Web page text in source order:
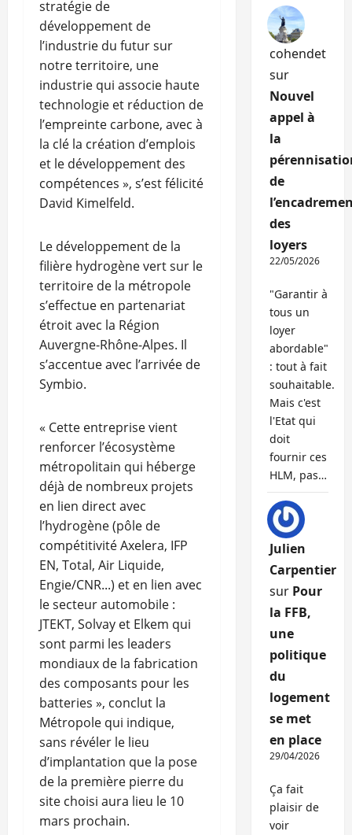
stratégie de
développement de
l’industrie du futur sur
notre territoire, une
industrie qui associe haute
technologie et réduction de
l’empreinte carbone, avec à
la clé la création d’emplois
et le développement des
compétences », s’est félicité
David Kimelfeld.
Le développement de la
filière hydrogène vert sur le
territoire de la métropole
s’effectue en partenariat
étroit avec la Région
Auvergne-Rhône-Alpes. Il
s’accentue avec l’arrivée de
Symbio.
« Cette entreprise vient
renforcer l’écosystème
métropolitain qui héberge
déjà de nombreux projets
en lien direct avec
l’hydrogène (pôle de
compétitivité Axelera, IFP
EN, Total, Air Liquide,
Engie/CNR...) et en lien avec
le secteur automobile :
JTEKT, Solvay et Elkem qui
sont parmi les leaders
mondiaux de la fabrication
des composants pour les
batteries », conclut la
Métropole qui indique,
sans révéler le lieu
d’implantation que la pose
de la première pierre du
site choisi aura lieu le 10
mars prochain.
cohendet
sur
Nouvel
appel à
la
de
des
loyers
22/05/2026
"Garantir à
tous un
loyer
abordable"
: tout à fait
souhaitable.
Mais c'est
l'Etat qui
doit
fournir ces
HLM, pas…
Julien
Carpentier
sur Pour
la FFB,
une
politique
du
logement
se met
en place
29/04/2026
Ça fait
plaisir de
voir